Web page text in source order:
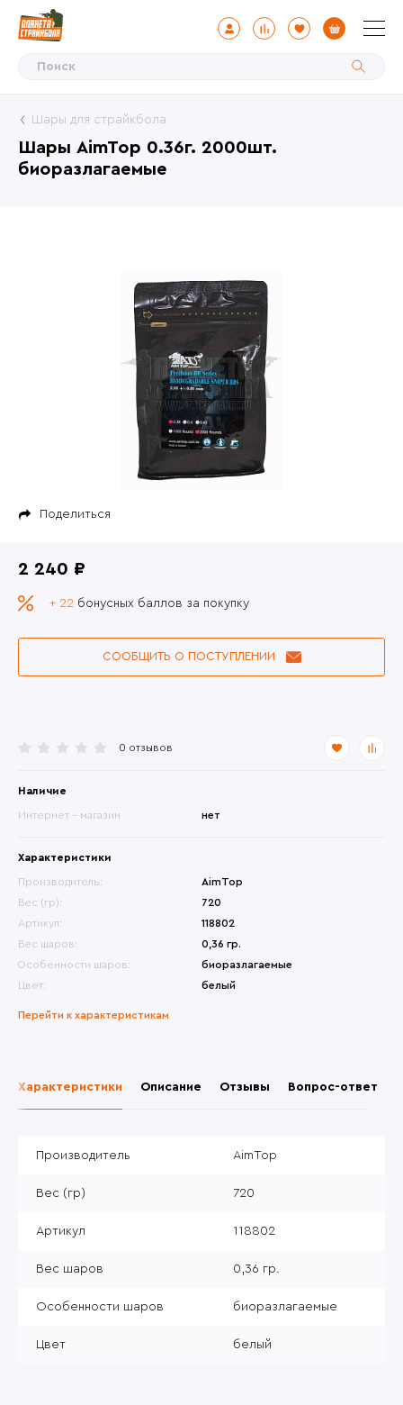
Шары AimTop 0.36г. 2000шт.
биоразлагаемые
Шары для страйкбола
Поделиться
0 отзывов
Наличие
Интернет - магазин нет
Характеристики
Производитель:
AimTop
Вес (гр):
720
Артикул:
118802
Вес шаров:
0,36 гр.
Особенности шаров:
биоразлагаемые
Цвет:
белый
Перейти к характеристикам
2 240 ₽
+ 22 бонусных баллов за покупку
СООБЩИТЬ О ПОСТУПЛЕНИИ
Характеристики Описание Отзывы Вопрос-ответ
Производитель AimTop
Вес (гр) 720
Артикул 118802
Вес шаров 0,36 гр.
Особенности шаров биоразлагаемые
Цвет белый